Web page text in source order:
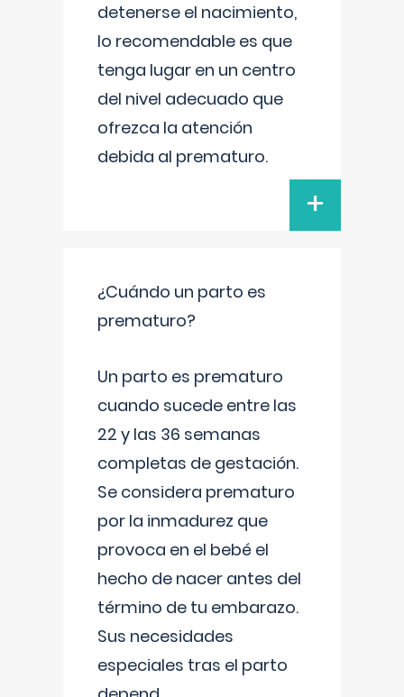
detenerse el nacimiento,
lo recomendable es que
tenga lugar en un centro
del nivel adecuado que
ofrezca la atención
debida al prematuro.
+
¿Cuándo un parto es
prematuro?
Un parto es prematuro
cuando sucede entre las
22 y las 36 semanas
completas de gestación.
Se considera prematuro
por la inmadurez que
provoca en el bebé el
hecho de nacer antes del
término de tu embarazo.
Sus necesidades
especiales tras el parto